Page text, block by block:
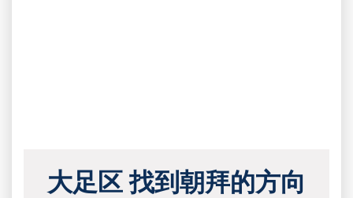
大足区 找到朝拜的方向